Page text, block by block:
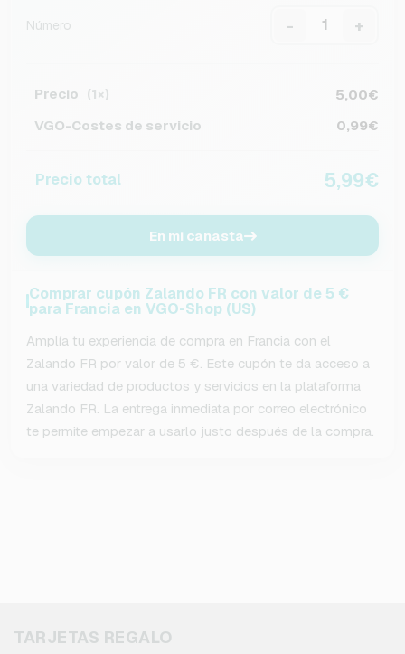
Número - +
Precio (1×)
5,00€
VGO-Costes de servicio
0,99€
Precio total 5,99€
En mi canasta
Comprar cupón Zalando FR con valor de 5 €
para Francia en VGO-Shop (US)
Amplía tu experiencia de compra en Francia con el
Zalando FR por valor de 5 €. Este cupón te da acceso a
una variedad de productos y servicios en la plataforma
Zalando FR. La entrega inmediata por correo electrónico
te permite empezar a usarlo justo después de la compra.
TARJETAS REGALO